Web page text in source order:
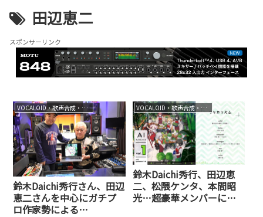
田辺恵二
スポンサーリンク
VOCALOID・歌声合成・音声合成
鈴木Daichi秀行さん、田辺
恵二さんを中心にガチプ
ロ作家勢による
VOCALOID・歌声合成・音声合成
鈴木Daichi秀行、田辺恵
二、松隈ケンタ、本間昭
光…超豪華メンバーによ